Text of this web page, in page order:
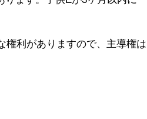
権利がありますので、主導権は